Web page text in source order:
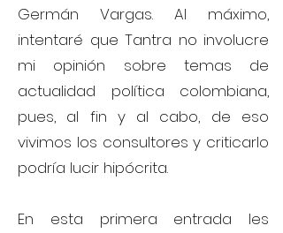
Germán Vargas. Al máximo,
intentaré que Tantra no involucre
mi opinión sobre temas de
actualidad política colombiana,
pues, al fin y al cabo, de eso
vivimos los consultores y criticarlo
podría lucir hipócrita.
En esta primera entrada les